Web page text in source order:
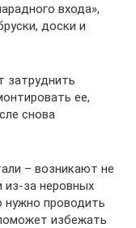
входа»,
доски и
затруднить
ее,
снова
– возникают не
из-за неровных
нужно проводить
избежать